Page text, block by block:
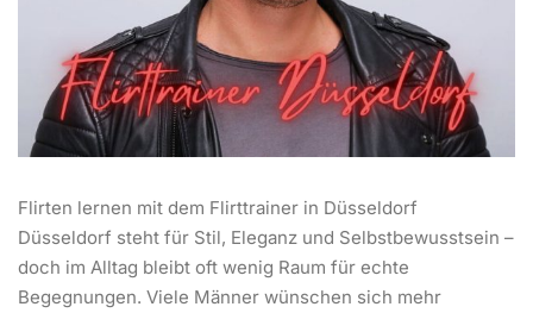
Flirten lernen mit dem Flirttrainer in Düsseldorf
Düsseldorf steht für Stil, Eleganz und Selbstbewusstsein –
doch im Alltag bleibt oft wenig Raum für echte
Begegnungen. Viele Männer wünschen sich mehr